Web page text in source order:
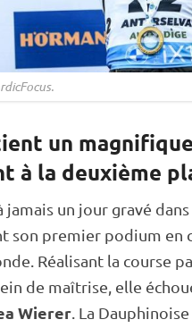
un
à la deuxième
jamais un jour gravé
son premier podium en
. Réalisant la course
de maîtrise, elle
Wierer . La